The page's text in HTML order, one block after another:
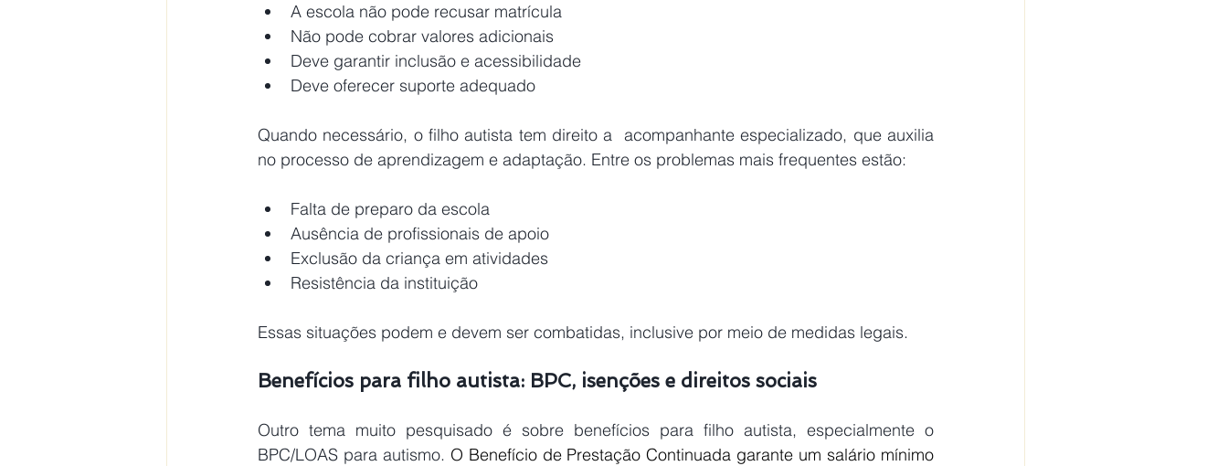
A escola não pode recusar matrícula
Não pode cobrar valores adicionais
Deve garantir inclusão e acessibilidade
Deve oferecer suporte adequado
Quando necessário, o filho autista tem direito a  acompanhante especializado, que auxilia
no processo de aprendizagem e adaptação. Entre os problemas mais frequentes estão:
Falta de preparo da escola
Ausência de profissionais de apoio
Exclusão da criança em atividades
Resistência da instituição
Essas situações podem e devem ser combatidas, inclusive por meio de medidas legais.
Benefícios para filho autista: BPC, isenções e direitos sociais
Outro tema muito pesquisado é sobre benefícios para filho autista, especialmente o
BPC/LOAS para autismo. O Benefício de Prestação Continuada garante um salário mínimo